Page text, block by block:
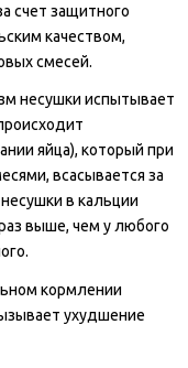
счет защитного
качеством,
смесей.
несушки испытывает
яйца), который при
всасывается за
в кальции
выше, чем у любого
кормлении
ухудшение